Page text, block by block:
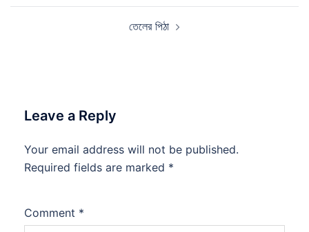
তেলের পিঠা
Leave a Reply
Your email address will not be published.
Required fields are marked *
Comment *